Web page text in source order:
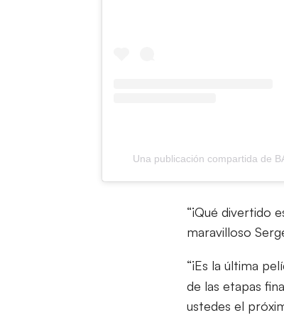
Una publicación compartida de
“¡Qué divertido
maravilloso
“¡Es la última
de las etapas
ustedes el